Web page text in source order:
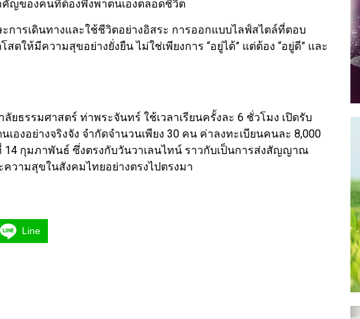
คัญของคนที่ต้องพึ่งพาตนเองตลอดชีวิต
การเดินทางและใช้ชีวิตอย่างอิสระ การออกแบบไลฟ์สไตล์ที่ตอบ
ดให้มีความสุขอย่างยั่งยืน ไม่ใช่เพียงการ “อยู่ได้” แต่ต้อง “อยู่ดี” และ
ยธรรมศาสตร์ ท่าพระจันทร์ ใช้เวลาเรียนครั้งละ 6 ชั่วโมง เปิดรับ
องอย่างจริงจัง จำกัดจำนวนเพียง 30 คน ค่าลงทะเบียนคนละ 8,000
14 กุมภาพันธ์ ซึ่งตรงกับวันวาเลนไทน์ ราวกับเป็นการส่งสัญญาณ
วามสุขในสังคมไทยอย่างตรงไปตรงมา
Line